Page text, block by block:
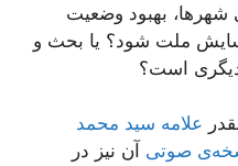
شهرها، بهبود وضعیت
ملت شود؟ یا بحث و
است؟
علامه سید محمد
صوتی آن نیز در